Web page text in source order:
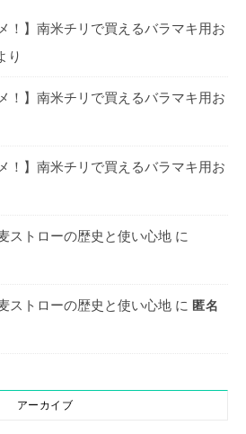
！】南米チリで買えるバラマキ用お
り
！】南米チリで買えるバラマキ用お
！】南米チリで買えるバラマキ用お
ストローの歴史と使い心地 に
ストローの歴史と使い心地 に 匿名
アーカイブ